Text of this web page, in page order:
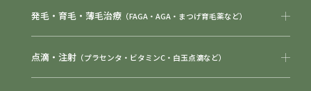
発毛・育毛・薄毛治療 （FAGA・AGA・まつげ育毛薬など）
点滴・注射 （プラセンタ・ビタミンC・白玉点滴など）